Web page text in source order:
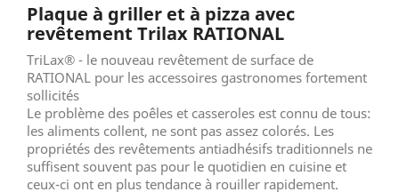
Plaque à griller et à pizza avec
revêtement Trilax RATIONAL
TriLax® - le nouveau revêtement de surface de
RATIONAL pour les accessoires gastronomes fortement
sollicités
Le problème des poêles et casseroles est connu de tous:
les aliments collent, ne sont pas assez colorés. Les
propriétés des revêtements antiadhésifs traditionnels ne
suffisent souvent pas pour le quotidien en cuisine et
ceux-ci ont en plus tendance à rouiller rapidement.